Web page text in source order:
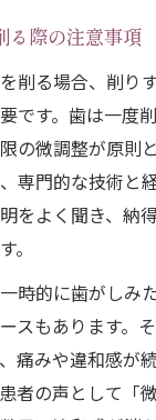
る際の注意事項
削る場合、削り
です。歯は一度
の微調整が原則
専門的な技術と
をよく聞き、納
。
時的に歯がしみ
スもあります。
痛みや違和感が
者の声として「